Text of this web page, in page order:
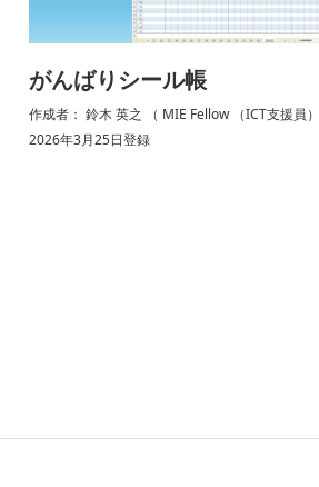
がんばりシール帳
作成者： 鈴木 英之 （ MIE Fellow （ICT支援員）
2026年3月25日登録